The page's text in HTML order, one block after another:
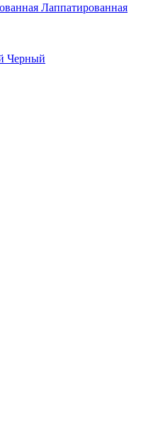
Лаппатированная
Черный